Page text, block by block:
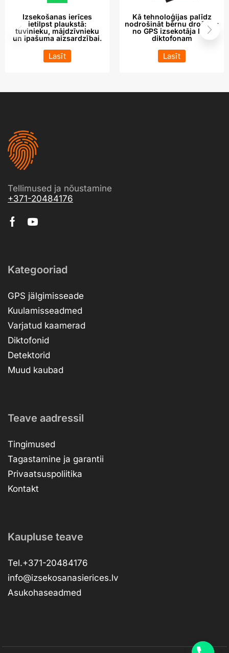
Izsekošanas ierīces
ietilpst plaukstā:
tuvinieku, mājdzīvnieku
un īpašuma aizsardzībai.
Lasīt
Kā tehnoloģijas palīdz
nodrošināt bērnu drošību:
no GPS izsekotāja līdz
diktofonam
Lasīt
Tellimused ja nõustamine
+371-20484176
Kategooriad
GPS jälgimisseade
Kuulamisseadmed
Varjatud kaamerad
Diktofonid
Detektorid
Muud kaubad
Teave aadressil
Tingimused
Tagastamine ja garantii
Privaatsuspoliitika
Kontakt
Kaupluse teave
Tel.+371-20484176
info@izsekosanasierices.lv
Asukohaseadmed